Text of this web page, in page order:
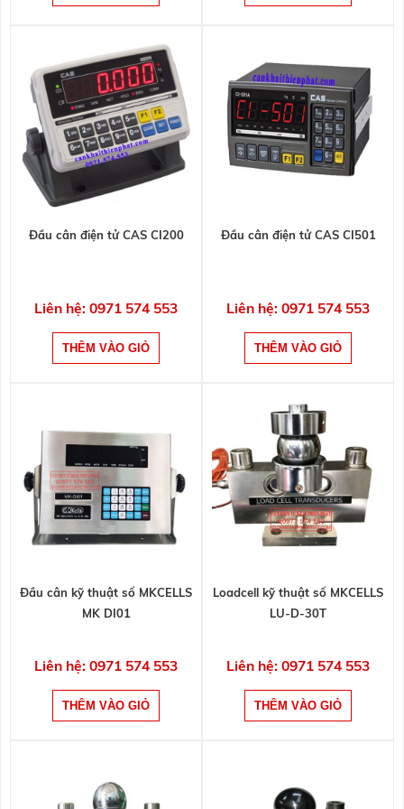
Đầu cân điện tử CAS CI200
Liên hệ: 0971 574 553
Đầu cân điện tử CAS CI501
Liên hệ: 0971 574 553
Đầu cân kỹ thuật số MKCELLS
MK DI01
Liên hệ: 0971 574 553
Loadcell kỹ thuật số MKCELLS
LU-D-30T
Liên hệ: 0971 574 553